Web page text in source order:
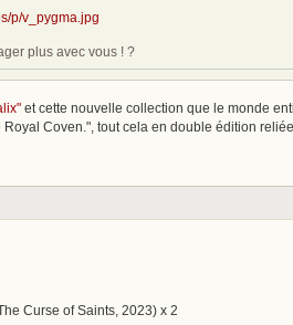
p/v_pygma.jpg
plus avec vous ! ?
et cette nouvelle collection que le monde
Coven.", tout cela en double édition
Curse of Saints, 2023) x 2